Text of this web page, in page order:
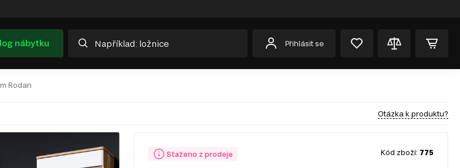
nábytku Přihlásit se
Rodan
Otázka k produktu?
Staženo z prodeje Kód zboží: 775